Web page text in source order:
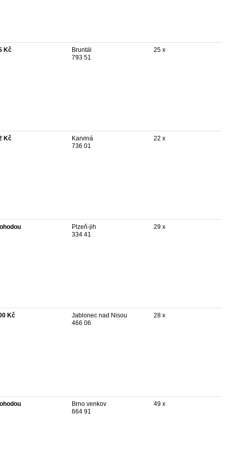
Kč
Bruntál
793 51
25 x
Kč
Karviná
736 01
22 x
Plzeň-jih
334 41
29 x
Kč
Jablonec nad Nisou
466 06
28 x
Brno venkov
664 91
49 x